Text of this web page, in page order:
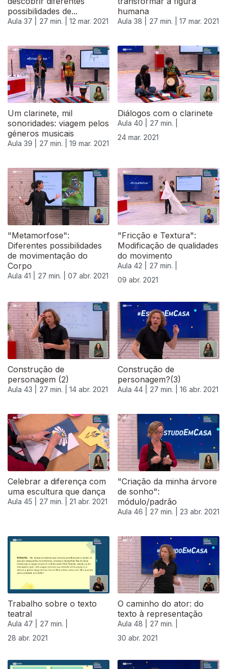
possibilidades de...
Aula 37 | 27 min. | 12 mar. 2021
humana
Aula 38 | 27 min. | 17 mar. 2021
Um clarinete, mil
sonoridades: viagem pelos
géneros musicais
Aula 39 | 27 min. | 19 mar. 2021
Diálogos com o clarinete
Aula 40 |
27 min. |
24 mar. 2021
"Metamorfose":
Diferentes possibilidades
de movimentação do
Corpo
Aula 41 | 27 min. | 07 abr. 2021
"Fricção e Textura":
Modificação de qualidades
do movimento
Aula 42 |
27 min. |
09 abr. 2021
Construção de
personagem (2)
Aula 43 | 27 min. | 14 abr. 2021
Construção de
personagem?(3)
Aula 44 | 27 min. | 16 abr. 2021
Celebrar a diferença com
uma escultura que dança
Aula 45 | 27 min. | 21 abr. 2021
"Criação da minha árvore
de sonho":
módulo/padrão
Aula 46 | 27 min. | 23 abr. 2021
Trabalho sobre o texto
teatral
Aula 47 |
27 min. |
28 abr. 2021
O caminho do ator: do
texto à representação
Aula 48 |
27 min. |
30 abr. 2021
540639